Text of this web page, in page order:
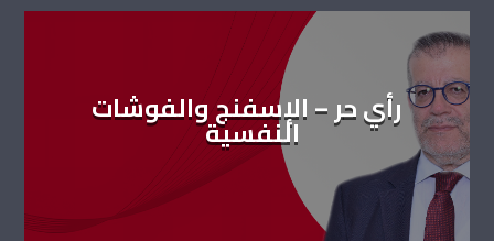
رأي حر – الإسفنج والفوشات
النفسية